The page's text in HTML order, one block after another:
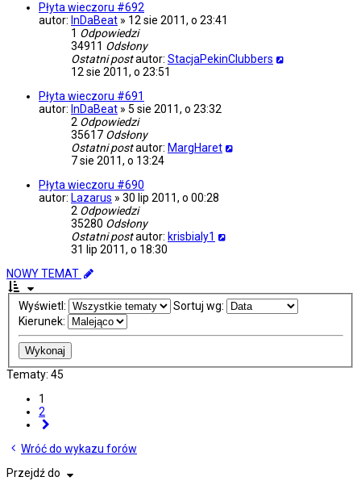
Płyta wieczoru #692
autor: InDaBeat » 12 sie 2011, o 23:41
1 Odpowiedzi
34911 Odsłony
Ostatni postautor: StacjaPekinClubbers
12 sie 2011, o 23:51
Płyta wieczoru #691
autor: InDaBeat » 5 sie 2011, o 23:32
2 Odpowiedzi
35617 Odsłony
Ostatni postautor: MargHaret
7 sie 2011, o 13:24
Płyta wieczoru #690
autor: Lazarus » 30 lip 2011, o 00:28
2 Odpowiedzi
35280 Odsłony
Ostatni postautor: krisbialy1
31 lip 2011, o 18:30
NOWY TEMAT
Wyświetl:
Sortuj wg:
Kierunek:
Tematy: 45
1
2
Wróć do wykazu forów
Przejdź do